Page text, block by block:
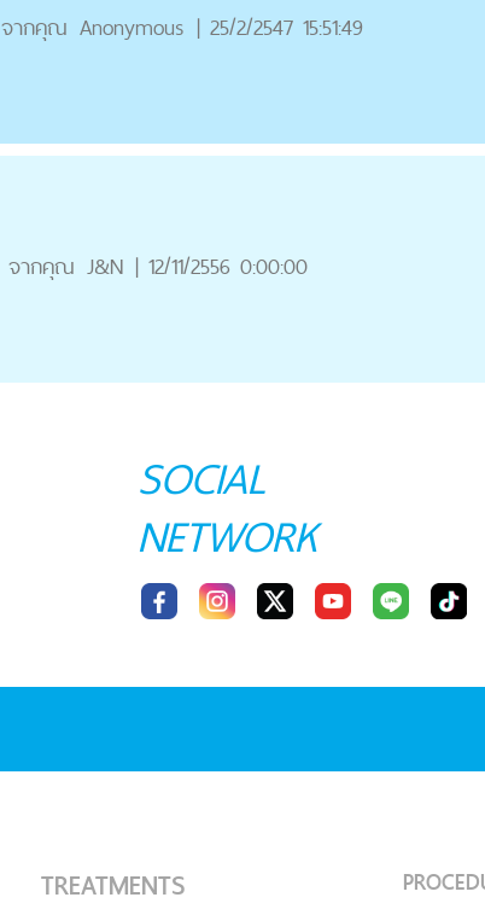
จากคุณ Anonymous | 25/2/2547 15:51:49
จากคุณ J&N | 12/11/2556 0:00:00
SOCIAL
NETWORK
TREATMENTS